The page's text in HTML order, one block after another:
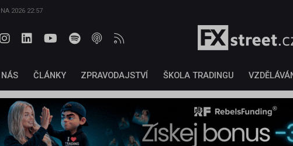
2026 22:57
NÁS ČLÁNKY ZPRAVODAJSTVÍ ŠKOLA TRADINGU